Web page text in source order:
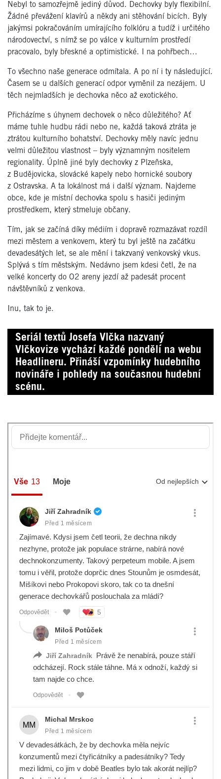
Nebyl to samozřejmě jediný důvod. Dechovky byly flexibilní.
Žádné převážení klavírů a někdy ani stěhování bicích. Byly
jakýmsi pokračováním umírajícího folklóru a tudíž i určitého
národovectví, s nímž se po válce v kulturním prostředí
pracovalo, byly břeskné a optimistické. I na pohřbech…
To všechno naše generace odmítala. A po ní i ty následující.
Časem se u dalších generací odpor vyměnil za nezájem. U
těch nejmladších je dechovka něco až exotického.
Přicházíme s úhynem dechovek o něco důležitého? Ať
máme tuhle hudbu rádi nebo ne, každá taková ztráta je
ztrátou kulturního bohatství. Dechovky měly navíc jednu
velmi důležitou vlastnost – byly významným nositelem
regionality. Úplně jiné byly dechovky z Plzeňska,
z Budějovicka, slovácké kapely nebo hornické soubory
z Ostravska. A ta lokálnost má i další význam. Najdeme
obce, kde je místní dechovka spolu s hasiči jediným
prostředkem, který stmeluje občany.
Tím, jak se začíná díky médiím i dopravě rozmazávat rozdíl
mezi městem a venkovem, který tu byl ještě na začátku
devadesátých let, se ale mění i takzvaný venkovský vkus.
Splývá s tím městským. Nedávno jsem kdesi četl, že na
velké koncerty do O2 areny jezdí až padesát procent
návštěvníků z venkova.
Inu, tak to je.
Seriál textů Josefa Vlčka nazvaný
Vlčkovize vychází každé pondělí na webu
Headlineru. Přináší vzpomínky hudebního
novináře i pohledy na současnou hudební
scénu.